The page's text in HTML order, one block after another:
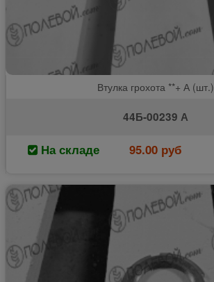
Втулка грохота **+ А (шт.)
44Б-00239 А
На складе 95.00 руб